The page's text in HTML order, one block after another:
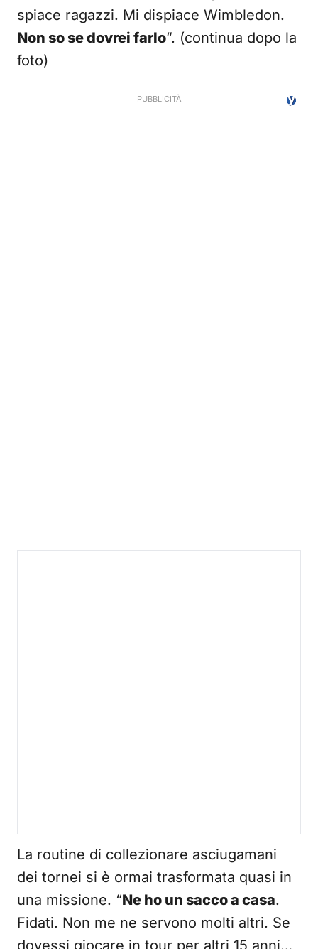
spiace ragazzi. Mi dispiace Wimbledon.
Non so se dovrei farlo”. (continua dopo la
foto)
La routine di collezionare asciugamani
dei tornei si è ormai trasformata quasi in
una missione. “Ne ho un sacco a casa.
Fidati. Non me ne servono molti altri. Se
dovessi giocare in tour per altri 15 anni…